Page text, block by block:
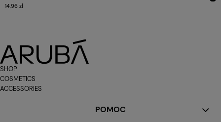
14,96 zł
SHOP
COSMETICS
ACCESSORIES
POMOC